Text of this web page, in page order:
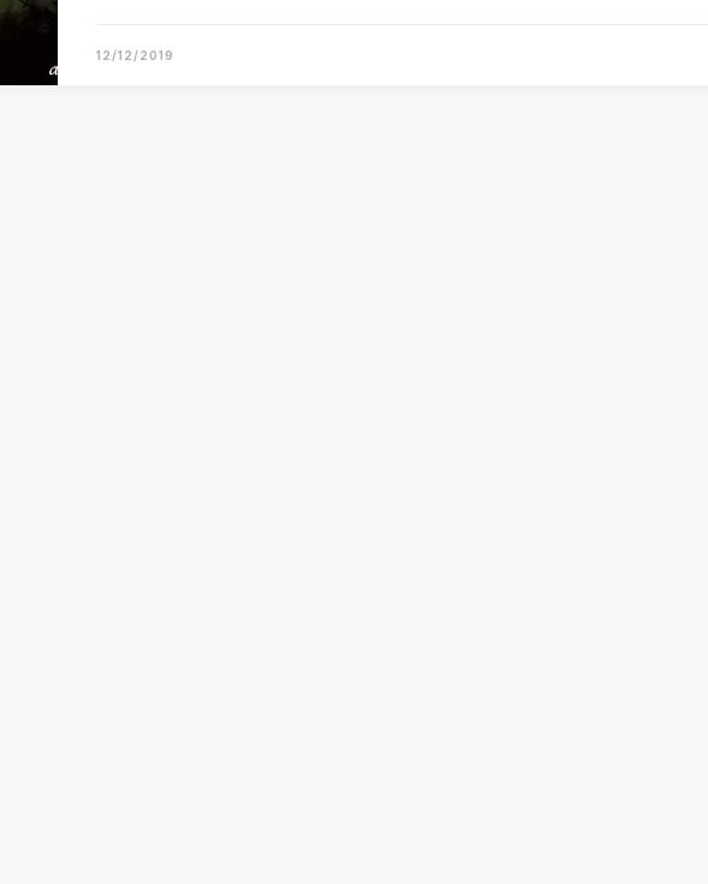
12/12/2019